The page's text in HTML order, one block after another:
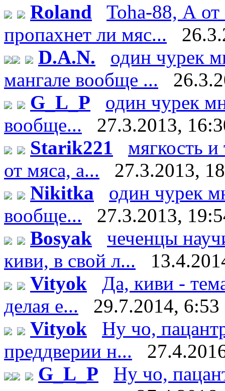
Roland
Toha-88, А
пропахнет ли мяс...
D.A.N.
один чурек
мангале вообще ...
G_L_P
один чурек
вообще...
27.3.2013,
Starik221
мягкость и
от мяса, а...
27.3.2013,
Nikitka
один чурек
вообще...
27.3.2013,
Bosyak
чеченцы
киви, в свой л...
Vityok
Да, киви -
делая е...
29.7.2014, 6:53
Vityok
Ну чо,
преддверии н...
G_L_P
Ну чо,